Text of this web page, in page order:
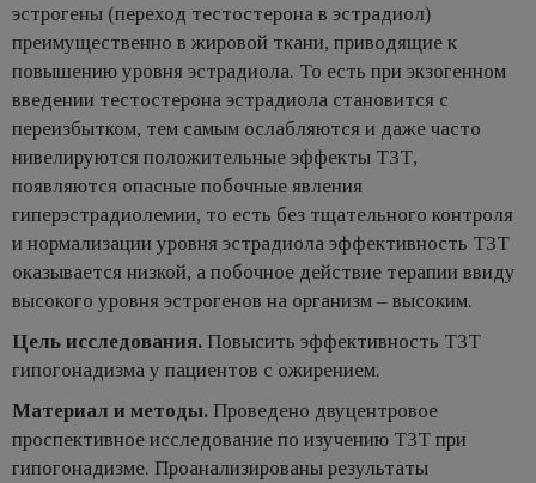
эстрогены (переход тестостерона в эстрадиол)
преимущественно в жировой ткани, приводящие к
повышению уровня эстрадиола. То есть при экзогенном
введении тестостерона эстрадиола становится с
переизбытком, тем самым ослабляются и даже часто
нивелируются положительные эффекты ТЗТ,
появляются опасные побочные явления
гиперэстрадиолемии, то есть без тщательного контроля
и нормализации уровня эстрадиола эффективность ТЗТ
оказывается низкой, а побочное действие терапии ввиду
высокого уровня эстрогенов на организм – высоким.
Цель исследования. Повысить эффективность ТЗТ
гипогонадизма у пациентов с ожирением.
Материал и методы. Проведено двуцентровое
проспективное исследование по изучению ТЗТ при
гипогонадизме. Проанализированы результаты